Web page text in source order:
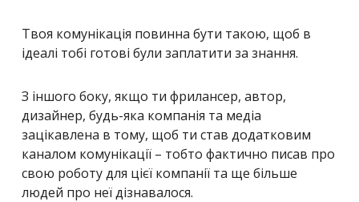
Твоя комунікація повинна бути такою, щоб в
ідеалі тобі готові були заплатити за знання.
З іншого боку, якщо ти фрилансер, автор,
дизайнер, будь-яка компанія та медіа
зацікавлена в тому, щоб ти став додатковим
каналом комунікації – тобто фактично писав про
свою роботу для цієї компанії та ще більше
людей про неї дізнавалося.